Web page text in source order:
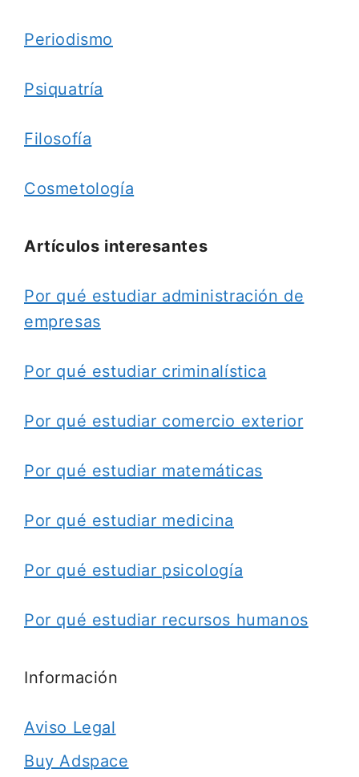
Periodismo
Psiquatría
Filosofía
Cosmetología
Artículos interesantes
Por qué estudiar administración de
empresas
Por qué estudiar criminalística
Por qué estudiar comercio exterior
Por qué estudiar matemáticas
Por qué estudiar medicina
Por qué estudiar psicología
Por qué estudiar recursos humanos
Información
Aviso Legal
Buy Adspace